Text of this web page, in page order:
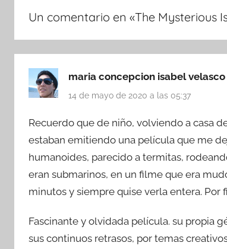
Un comentario en «The Mysterious
maria concepcion isabel velasco
14 de mayo de 2020 a las 05:37
Recuerdo que de niño, volviendo a casa
estaban emitiendo una película que me
humanoides, parecido a termitas,
eran submarinos, en un filme que era
minutos y siempre quise verla entera. Por
Fascinante y olvidada película. su propia
sus continuos retrasos, por temas